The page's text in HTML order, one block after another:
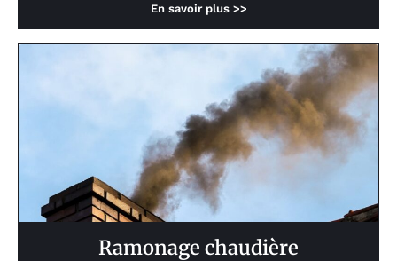
En savoir plus >>
Ramonage chaudière